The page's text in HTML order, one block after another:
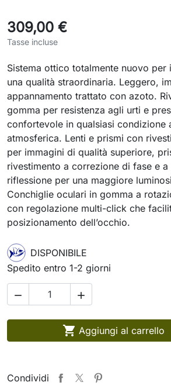
309,00 €
Tasse incluse
Sistema ottico totalmente nuovo per
una qualità straordinaria. Leggero,
appannamento trattato con azoto.
gomma per resistenza agli urti e
confortevole in qualsiasi condizione
atmosferica. Lenti e prismi con
per immagini di qualità superiore,
rivestimento a correzione di fase e
riflessione per una maggiore
Conchiglie oculari in gomma a
con regolazione multi-click che
posizionamento dell’occhio.
DISPONIBILE
Spedito entro 1-2 giorni
 
 Aggiungi al carrello
Condividi